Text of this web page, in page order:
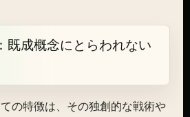
既成概念にとらわれない
の特徴は、その独創的な戦術や